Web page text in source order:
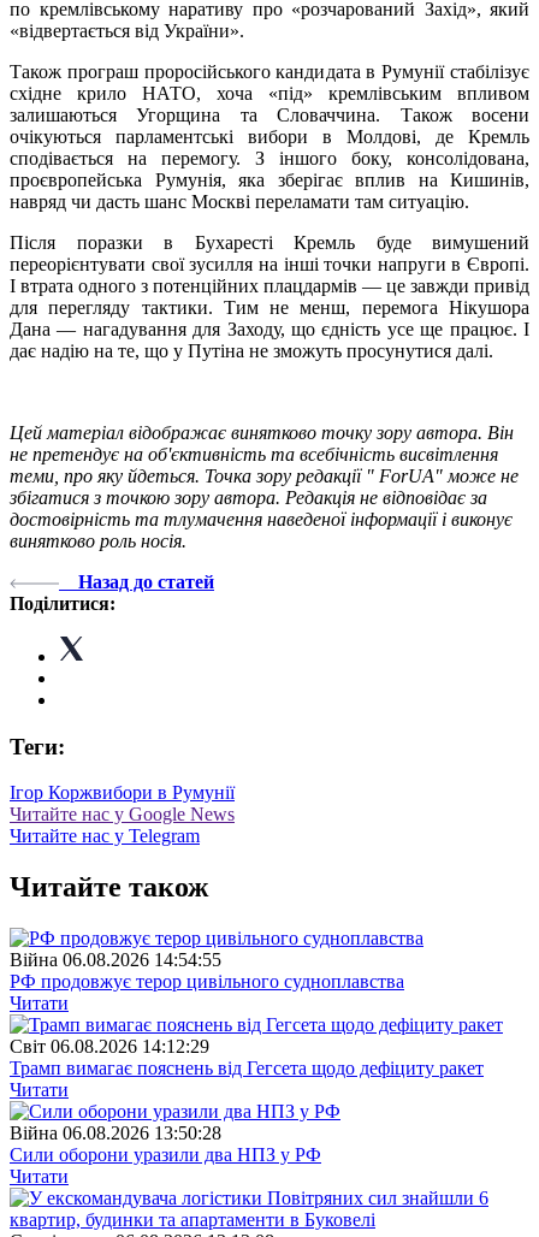
по кремлівському наративу про «розчарований Захід», який
«відвертається від України».
Також програш проросійського кандидата в Румунії стабілізує
східне крило НАТО, хоча «під» кремлівським впливом
залишаються Угорщина та Словаччина. Також восени
очікуються парламентські вибори в Молдові, де Кремль
сподівається на перемогу. З іншого боку, консолідована,
проєвропейська Румунія, яка зберігає вплив на Кишинів,
навряд чи дасть шанс Москві переламати там ситуацію.
Після поразки в Бухаресті Кремль буде вимушений
переорієнтувати свої зусилля на інші точки напруги в Європі.
І втрата одного з потенційних плацдармів — це завжди привід
для перегляду тактики. Тим не менш, перемога Нікушора
Дана — нагадування для Заходу, що єдність усе ще працює. І
дає надію на те, що у Путіна не зможуть просунутися далі.
Цей матеріал відображає винятково точку зору автора. Він
не претендує на об'єктивність та всебічність висвітлення
теми, про яку йдеться. Точка зору редакції " ForUA" може не
збігатися з точкою зору автора. Редакція не відповідає за
достовірність та тлумачення наведеної інформації і виконує
винятково роль носія.
Назад до статей
Поділитися:
Теги:
Ігор Коржвибори в Румунії
Читайте нас у Google News
Читайте нас у Telegram
Читайте також
Війна 06.08.2026 14:54:55
РФ продовжує терор цивільного судноплавства
Читати
Свiт 06.08.2026 14:12:29
Трамп вимагає пояснень від Гегсета щодо дефіциту ракет
Читати
Війна 06.08.2026 13:50:28
Сили оборони уразили два НПЗ у РФ
Читати